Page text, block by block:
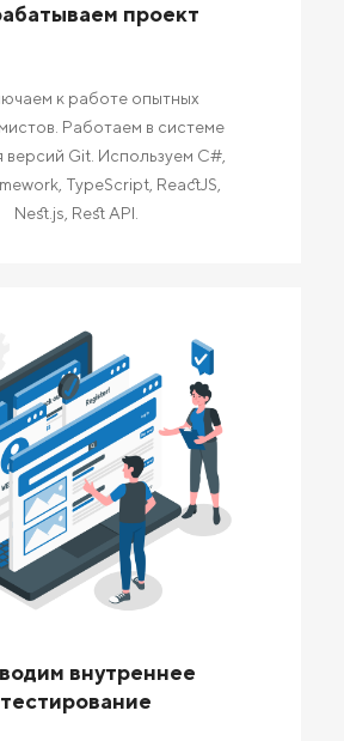
проект
к работе опытных
Работаем в системе
версий Git. Используем C#,
TypeScript, ReactJS,
Nest.js, Rest API.
внутреннее
тестирование